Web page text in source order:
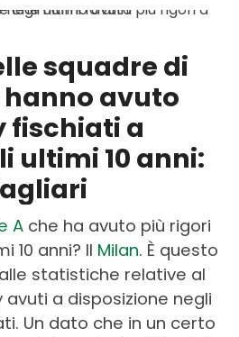
squadre di
hanno avuto
fischiati a
ultimi 10 anni:
Ache ha avuto più rigori
10 anni? Il Milan. È questo
statistiche relative al
a disposizione negli
Un dato che in un certo